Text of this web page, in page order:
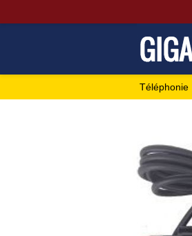
Téléphonie